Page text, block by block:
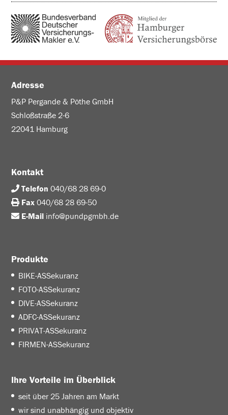
Adresse
P&P Pergande & Pöthe GmbH
Schloßstraße 2-6
22041 Hamburg
Kontakt
Telefon 040/68 28 69-0
Fax 040/68 28 69-50
E-Mail info@pundpgmbh.de
Produkte
BIKE-ASSekuranz
FOTO-ASSekuranz
DIVE-ASSekuranz
ADFC-ASSekuranz
PRIVAT-ASSekuranz
FIRMEN-ASSekuranz
Ihre Vorteile im Überblick
seit über 25 Jahren am Markt
wir sind unabhängig und objektiv